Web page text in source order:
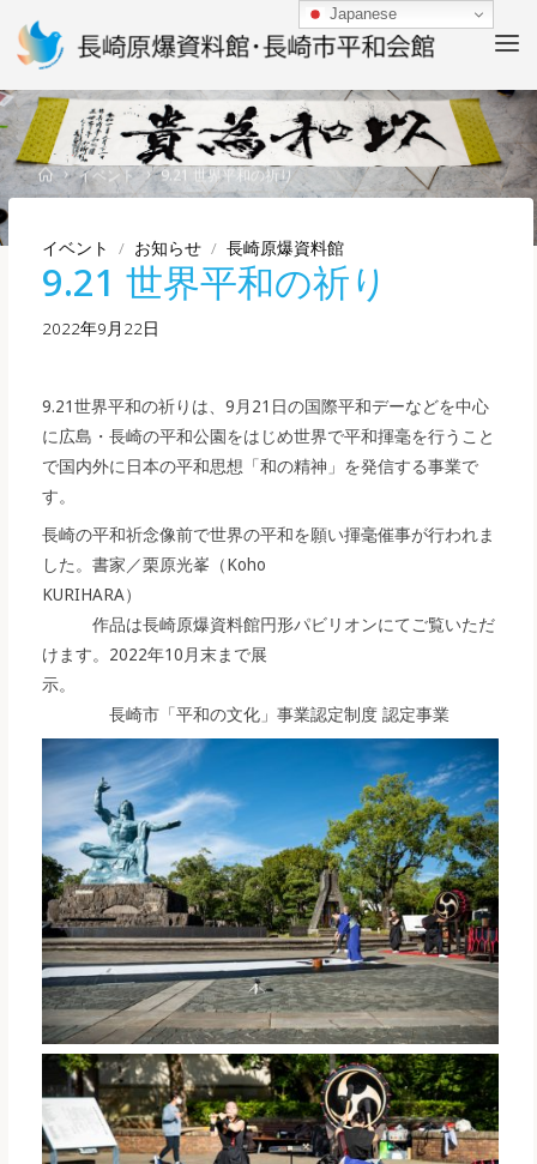
content
Homeイベント 9.21 世界平和の祈り
イベント / お知らせ / 長崎原爆資料館
9.21 世界平和の祈り
2022年9月22日
9.21世界平和の祈りは、9月21日の国際平和デーなどを中心
に広島・長崎の平和公園をはじめ世界で平和揮毫を行うこと
で国内外に日本の平和思想「和の精神」を発信する事業で
す。
長崎の平和祈念像前で世界の平和を願い揮毫催事が行われま
した。書家／栗原光峯（Koho
KURIHARA）
作品は長崎原爆資料館円形パビリオンにてご覧いただ
けます。2022年10月末まで展
示。
長崎市「平和の文化」事業認定制度 認定事業
Japanese